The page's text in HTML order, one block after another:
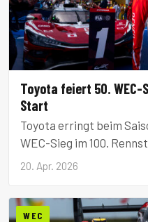
Toyota feiert 50.
Start
Toyota erringt beim
WEC-Sieg im 100.
spannendem Duell mit
20. Apr. 2026
WEC